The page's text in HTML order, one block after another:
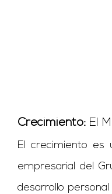
Crecimiento:El
El crecimiento es
empresarial del
desarrollo